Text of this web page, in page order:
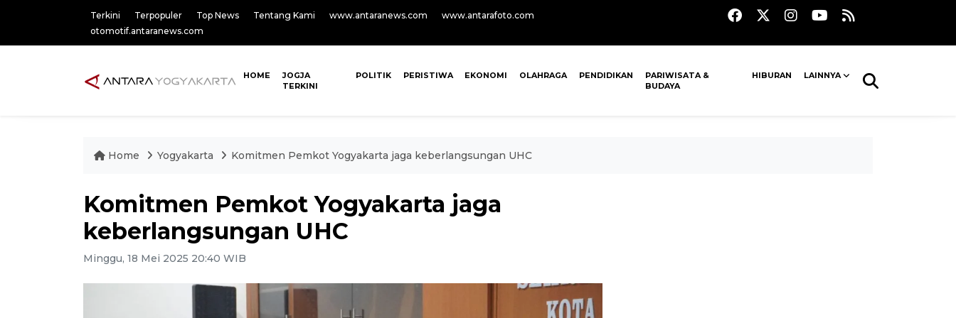
Terkini Terpopuler Top News Tentang Kami www.antaranews.com
www.antarafoto.com
otomotif.antaranews.com
HOME
JOGJA
TERKINI
POLITIK PERISTIWA EKONOMI OLAHRAGA PENDIDIKAN
PARIWISATA &
BUDAYA
HIBURAN LAINNYA
Home Yogyakarta Komitmen Pemkot Yogyakarta jaga keberlangsungan UHC
Komitmen Pemkot Yogyakarta jaga
keberlangsungan UHC
Minggu, 18 Mei 2025 20:40 WIB